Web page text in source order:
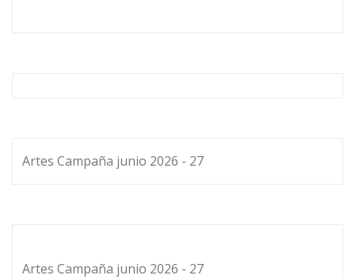
Artes Campaña junio 2026 - 27
Artes Campaña junio 2026 - 27